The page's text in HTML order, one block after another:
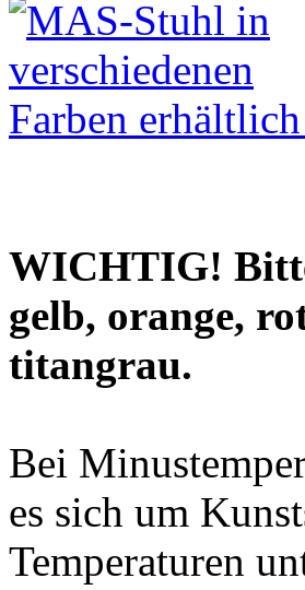
WICHTIG!
gelb, orange,
titangrau.
Bei
es sich um
Temperaturen